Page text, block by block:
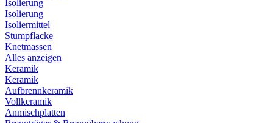
Isolierung
Isolierung
Isoliermittel
Stumpflacke
Knetmassen
Alles anzeigen
Keramik
Keramik
Aufbrennkeramik
Vollkeramik
Anmischplatten